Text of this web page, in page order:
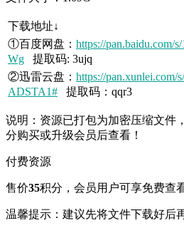
下载地址↓
①百度网盘： https://pan.baidu.com/
Wg 提取码: 3ujq
②迅雷云盘： https://
ADSTA1# 提取码：qqr3
说明：资源已打包为加密压缩文件
分购买或升级会员后查看！
付费资源
售价35积分 ，会员用户可享免费查
温馨提示：建议先将文件下载好后